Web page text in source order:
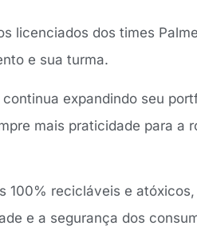
licenciados dos times
e sua turma.
expandindo seu
mais praticidade para a
100% recicláveis e atóxicos,
e a segurança dos